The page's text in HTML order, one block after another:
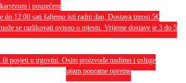
i pouzećem
do 12:00 sati šaljemo isti radni dan, Dostava iznosi 5€
se razlikovati ovisno o mjestu. Vrijeme dostave je 3 do 5
ili posjeti u trgovini. Osim proizvoda nudimo i usluge
interijera i eksterija te najam popratne opreme